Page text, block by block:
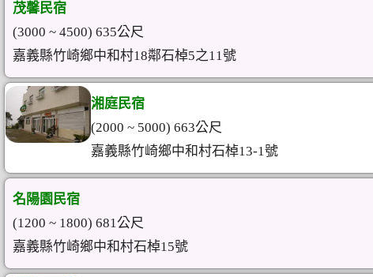
茂馨民宿
(3000 ~ 4500) 635公尺
嘉義縣竹崎鄉中和村18鄰石棹5之11號
湘庭民宿
(2000 ~ 5000) 663公尺
嘉義縣竹崎鄉中和村石棹13-1號
名陽園民宿
(1200 ~ 1800) 681公尺
嘉義縣竹崎鄉中和村石棹15號